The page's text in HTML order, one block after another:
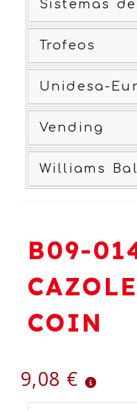
Sistemas
Trofeos
Unidesa-
Vending
Williams
B09-
COIN
9,08 €